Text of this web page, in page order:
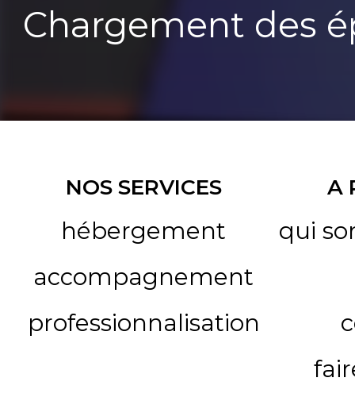
Chargement des
NOS SERVICES
hébergement
accompagnement
professionnalisation
A
qui